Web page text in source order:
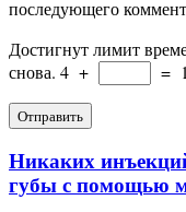
последующего
Достигнут лимит
снова. 4 + =
Никаких
губы с помощью